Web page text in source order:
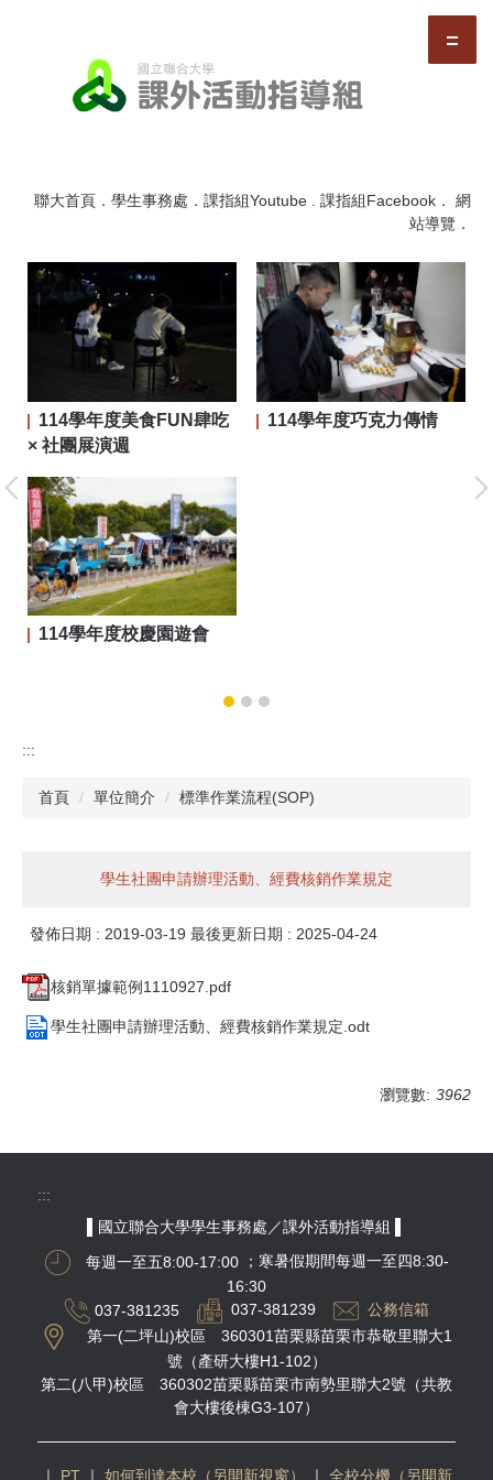
聯大首頁 ． 學生事務處 ． 課指組Youtube . 課指組Facebook ． 網
站導覽 ．
114學年度美食FUN肆吃
× 社團展演週
114學年度巧克力傳情
114學年度校慶園遊會
:::
首頁 單位簡介 標準作業流程(SOP)
學生社團申請辦理活動、經費核銷作業規定
發佈日期 : 2019-03-19 最後更新日期 : 2025-04-24
核銷單據範例1110927.pdf
學生社團申請辦理活動、經費核銷作業規定.odt
瀏覽數: 3962
:::
▌國立聯合大學學生事務處／課外活動指導組 ▌
每週一至五8:00-17:00
；寒暑假期間每週一至四8:30-
16:30
037-381235
037-381239
公務信箱
第一(二坪山)校區 360301苗栗縣苗栗市恭敬里聯大1
號（產研大樓H1-102）
第二(八甲)校區 360302苗栗縣苗栗市南勢里聯大2號（共教
會大樓後棟G3-107）
｜ PT ｜ 如何到達本校（另開新視窗） ｜ 全校分機（另開新